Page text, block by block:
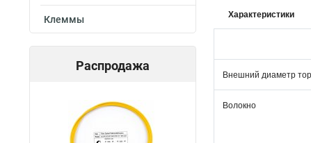
Клеммы
Распродажа
Характеристики
Внешний диаметр
Волокно